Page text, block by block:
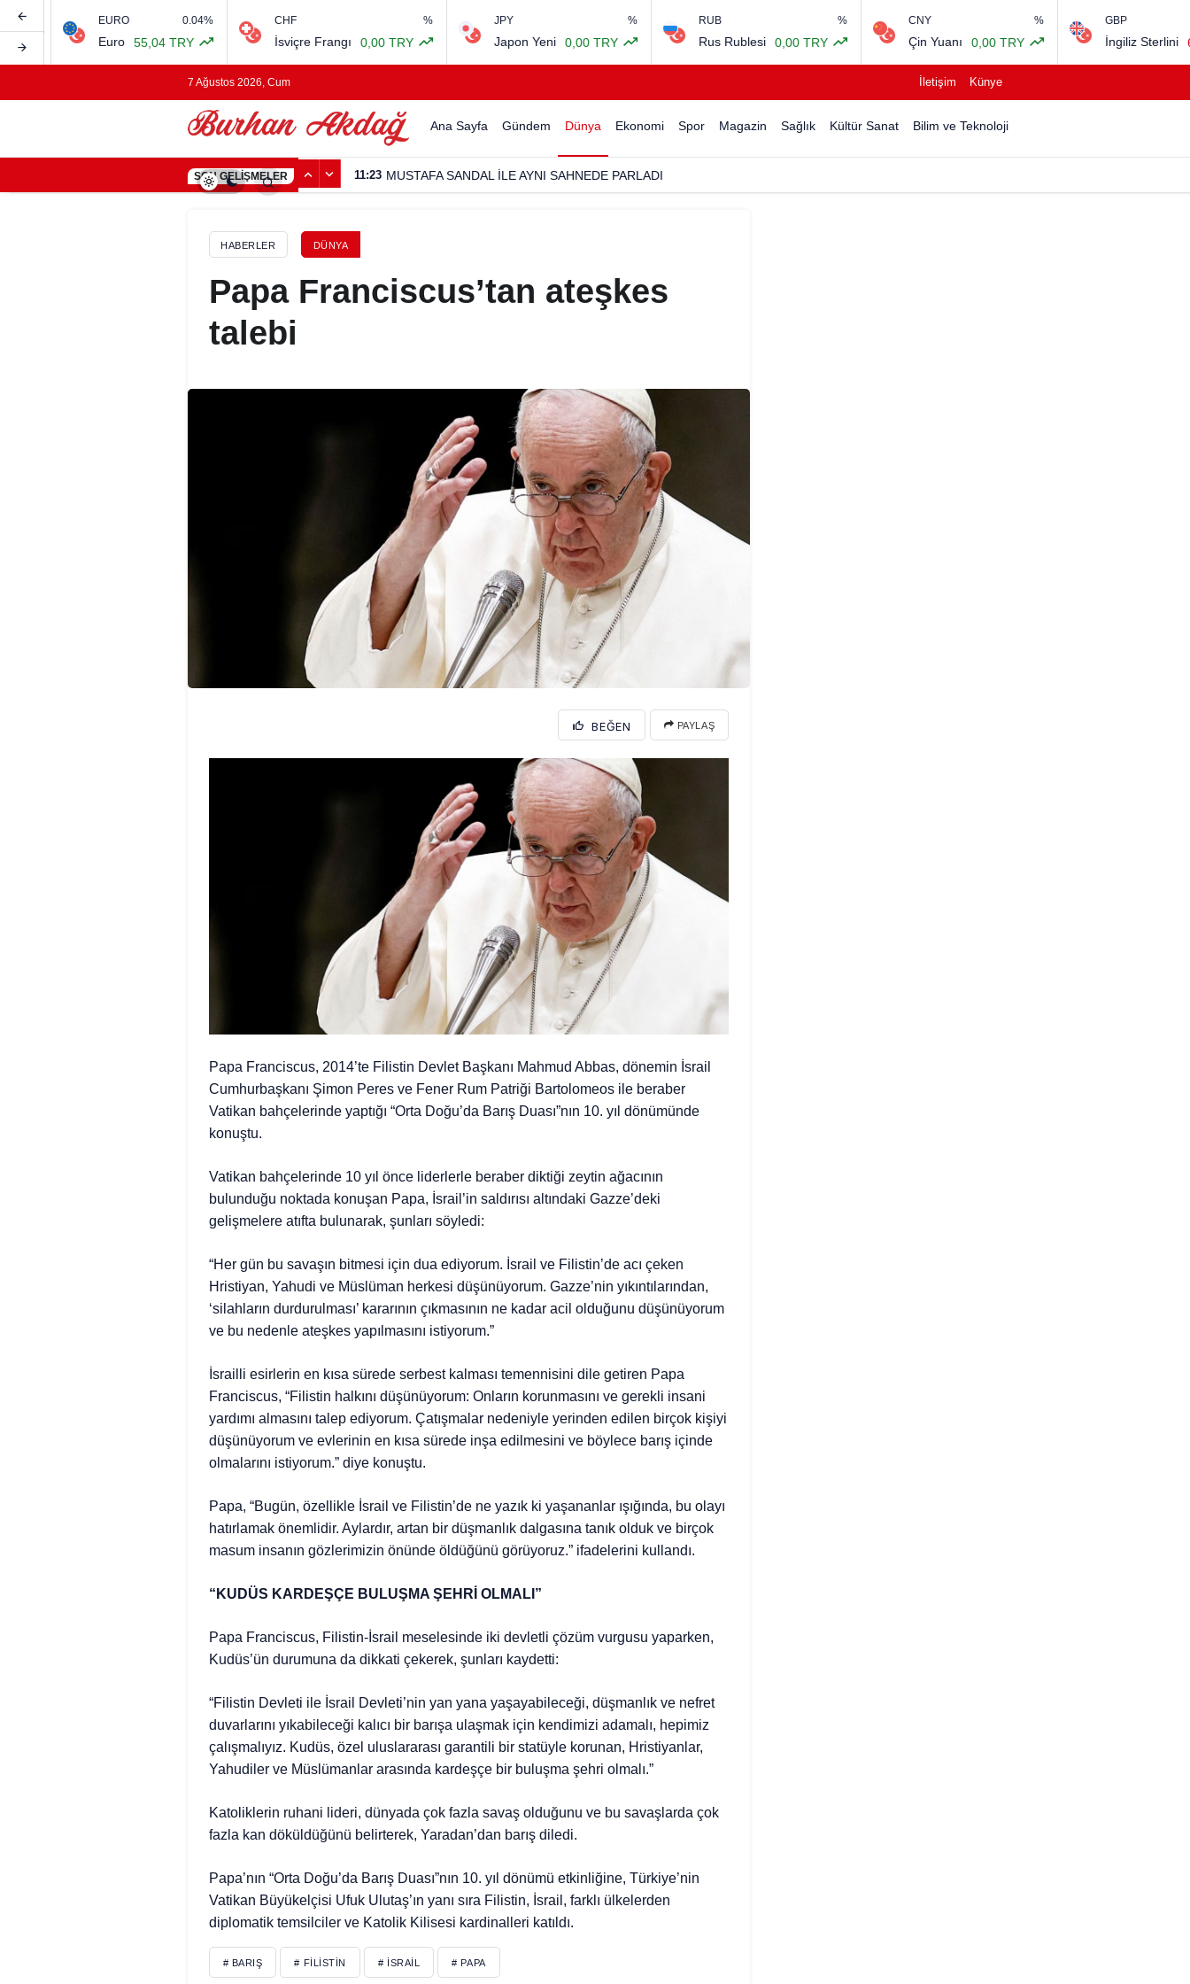
EURO
Euro 55,04 TRY
CHF
İsviçre Frangı 0,00 TRY Japon Yeni 0,00 TRY Rus Rublesi 0,00 TRY
CNY
Çin Yuanı 0,00 TRY
GBP
İngiliz Sterlini 64,17
7 Ağustos 2026, Cum İletişim Künye
Ana Sayfa Gündem Dünya Ekonomi Spor Magazin Sağlık Kültür Sanat Bilim ve Teknoloji
SON GELIŞMELER 11:23 MUSTAFA SANDAL İLE AYNI SAHNEDE PARLADI
HABERLER DÜNYA
Papa Franciscus’tan ateşkes
talebi
BEĞEN PAYLAŞ
Papa Franciscus, 2014’te Filistin Devlet Başkanı Mahmud Abbas, dönemin İsrail
Cumhurbaşkanı Şimon Peres ve Fener Rum Patriği Bartolomeos ile beraber
Vatikan bahçelerinde yaptığı “Orta Doğu’da Barış Duası”nın 10. yıl dönümünde
konuştu.
Vatikan bahçelerinde 10 yıl önce liderlerle beraber diktiği zeytin ağacının
bulunduğu noktada konuşan Papa, İsrail’in saldırısı altındaki Gazze’deki
gelişmelere atıfta bulunarak, şunları söyledi:
“Her gün bu savaşın bitmesi için dua ediyorum. İsrail ve Filistin’de acı çeken
Hristiyan, Yahudi ve Müslüman herkesi düşünüyorum. Gazze’nin yıkıntılarından,
‘silahların durdurulması’ kararının çıkmasının ne kadar acil olduğunu düşünüyorum
ve bu nedenle ateşkes yapılmasını istiyorum.”
İsrailli esirlerin en kısa sürede serbest kalması temennisini dile getiren Papa
Franciscus, “Filistin halkını düşünüyorum: Onların korunmasını ve gerekli insani
yardımı almasını talep ediyorum. Çatışmalar nedeniyle yerinden edilen birçok kişiyi
düşünüyorum ve evlerinin en kısa sürede inşa edilmesini ve böylece barış içinde
olmalarını istiyorum.” diye konuştu.
Papa, “Bugün, özellikle İsrail ve Filistin’de ne yazık ki yaşananlar ışığında, bu olayı
hatırlamak önemlidir. Aylardır, artan bir düşmanlık dalgasına tanık olduk ve birçok
masum insanın gözlerimizin önünde öldüğünü görüyoruz.” ifadelerini kullandı.
“KUDÜS KARDEŞÇE BULUŞMA ŞEHRİ OLMALI”
Papa Franciscus, Filistin-İsrail meselesinde iki devletli çözüm vurgusu yaparken,
Kudüs’ün durumuna da dikkati çekerek, şunları kaydetti:
“Filistin Devleti ile İsrail Devleti’nin yan yana yaşayabileceği, düşmanlık ve nefret
duvarlarını yıkabileceği kalıcı bir barışa ulaşmak için kendimizi adamalı, hepimiz
çalışmalıyız. Kudüs, özel uluslararası garantili bir statüyle korunan, Hristiyanlar,
Yahudiler ve Müslümanlar arasında kardeşçe bir buluşma şehri olmalı.”
Katoliklerin ruhani lideri, dünyada çok fazla savaş olduğunu ve bu savaşlarda çok
fazla kan döküldüğünü belirterek, Yaradan’dan barış diledi.
Papa’nın “Orta Doğu’da Barış Duası”nın 10. yıl dönümü etkinliğine, Türkiye’nin
Vatikan Büyükelçisi Ufuk Ulutaş’ın yanı sıra Filistin, İsrail, farklı ülkelerden
diplomatik temsilciler ve Katolik Kilisesi kardinalleri katıldı.
# BARIŞ # FILISTIN # İSRAIL # PAPA